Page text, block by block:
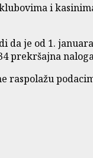
i
da je od 1.
prekršajna
raspolažu